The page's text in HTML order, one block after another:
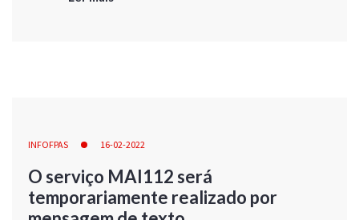
INFOFPAS 16-02-2022
O serviço MAI112 será
temporariamente realizado por